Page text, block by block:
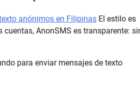
anónimos en Filipinas El estilo es
AnonSMS es transparente:
para enviar mensajes de texto